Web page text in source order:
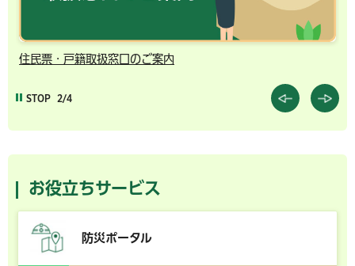
住民票・戸籍取扱窓口のご案内
STOP 2/4
お役立ちサービス
防災ポータル